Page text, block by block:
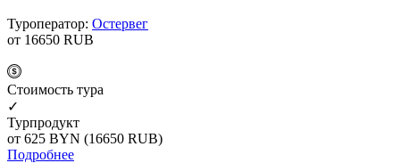
Туроператор: Остервег
от 16650 RUB
Cтоимость тура
✓
Турпродукт
от 625 BYN (16650 RUB)
Подробнее